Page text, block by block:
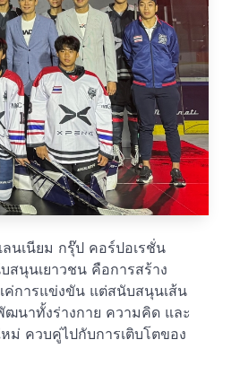
นเนียม กรุ๊ป คอร์ปอเรชั่น
สนุนเยาวชน คือการสร้าง
ค่การแข่งขัน แต่สนับสนุนเส้น
ฒนาทั้งร่างกาย ความคิด และ
ม่ ควบคู่ไปกับการเติบโตของ